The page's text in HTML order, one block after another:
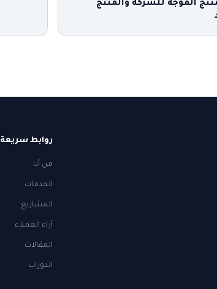
الموجه للشركة والمنتج
روابط سريعة
من أنا
الخدمات
المشاريع
آراء العملاء
المقالات
الدورات